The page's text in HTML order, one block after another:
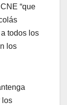
“que
todos los
los
los